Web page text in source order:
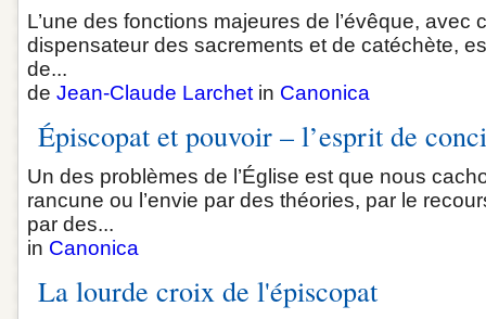
L’une des fonctions majeures de l’évêque, avec
dispensateur des sacrements et de catéchète,
de...
de Jean-Claude Larchet in Canonica
Épiscopat et pouvoir – l’esprit de
Un des problèmes de l’Église est que nous
rancune ou l’envie par des théories, par le
par des...
in Canonica
La lourde croix de l'épiscopat